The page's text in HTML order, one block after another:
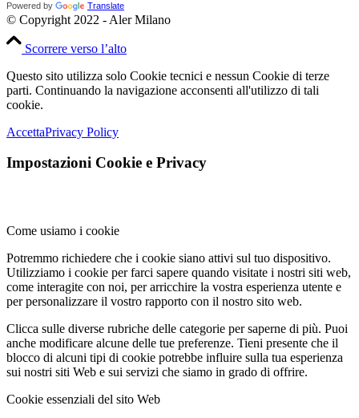
Powered by Translate
© Copyright 2022 - Aler Milano
Scorrere verso l’alto
Questo sito utilizza solo Cookie tecnici e nessun Cookie di terze
parti. Continuando la navigazione acconsenti all'utilizzo di tali
cookie.
AccettaPrivacy Policy
Impostazioni Cookie e Privacy
Come usiamo i cookie
Potremmo richiedere che i cookie siano attivi sul tuo dispositivo.
Utilizziamo i cookie per farci sapere quando visitate i nostri siti web,
come interagite con noi, per arricchire la vostra esperienza utente e
per personalizzare il vostro rapporto con il nostro sito web.
Clicca sulle diverse rubriche delle categorie per saperne di più. Puoi
anche modificare alcune delle tue preferenze. Tieni presente che il
blocco di alcuni tipi di cookie potrebbe influire sulla tua esperienza
sui nostri siti Web e sui servizi che siamo in grado di offrire.
Cookie essenziali del sito Web